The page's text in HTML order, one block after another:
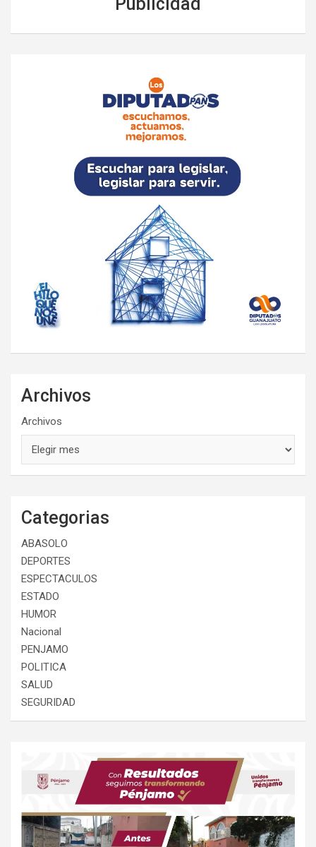
Publicidad
Archivos
Archivos
Categorias
ABASOLO
DEPORTES
ESPECTACULOS
ESTADO
HUMOR
Nacional
PENJAMO
POLITICA
SALUD
SEGURIDAD